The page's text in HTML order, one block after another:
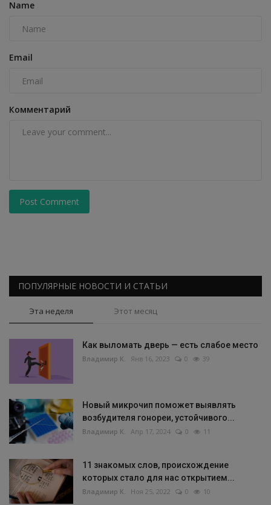
Name
Email
Комментарий
Post Comment
ПОПУЛЯРНЫЕ НОВОСТИ И СТАТЬИ
Эта неделя Этот месяц
Как выломать дверь — есть слабое место
Владимир К. Янв 16, 2023 0 39
Новый микрочип поможет выявлять
возбудителя гонореи, устойчивого...
Владимир К. Апр 17, 2024 0 11
11 знакомых слов, происхождение
которых стало для нас открытием...
Владимир К. Ноя 25, 2022 0 10